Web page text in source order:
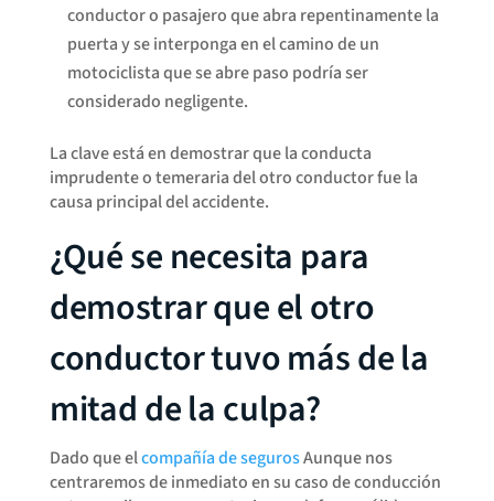
conductor o pasajero que abra repentinamente la
puerta y se interponga en el camino de un
motociclista que se abre paso podría ser
considerado negligente.
La clave está en demostrar que la conducta
imprudente o temeraria del otro conductor fue la
causa principal del accidente.
¿Qué se necesita para
demostrar que el otro
conductor tuvo más de la
mitad de la culpa?
Dado que elcompañía de segurosAunque nos
centraremos de inmediato en su caso de conducción